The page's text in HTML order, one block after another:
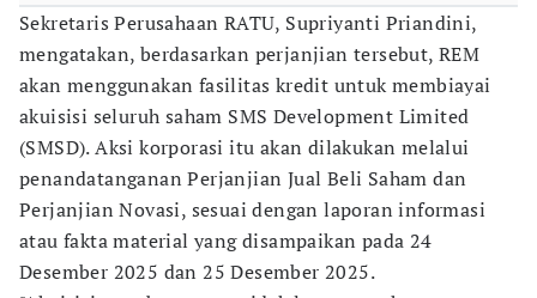
Sekretaris Perusahaan RATU, Supriyanti Priandini,
mengatakan, berdasarkan perjanjian tersebut, REM
akan menggunakan fasilitas kredit untuk membiayai
akuisisi seluruh saham SMS Development Limited
(SMSD). Aksi korporasi itu akan dilakukan melalui
penandatanganan Perjanjian Jual Beli Saham dan
Perjanjian Novasi, sesuai dengan laporan informasi
atau fakta material yang disampaikan pada 24
Desember 2025 dan 25 Desember 2025.